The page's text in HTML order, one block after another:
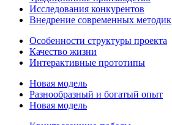
Исследования конкурентов
Внедрение современных методик
Особенности структуры проекта
Качество жизни
Интерактивные прототипы
Новая модель
Разнообразный и богатый опыт
Новая модель